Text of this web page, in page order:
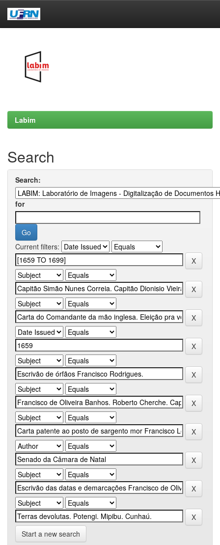
Labim
Search
Search:
for
Current filters:
Start a new search